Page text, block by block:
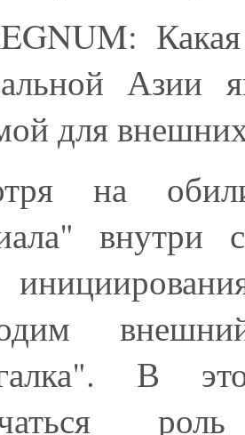
Какая
Азии
для
на
внутри
В